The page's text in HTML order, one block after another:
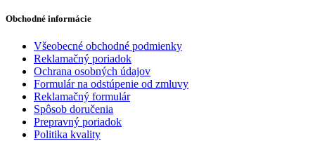
Obchodné informácie
Všeobecné obchodné podmienky
Reklamačný poriadok
Ochrana osobných údajov
Formulár na odstúpenie od zmluvy
Reklamačný formulár
Spôsob doručenia
Prepravný poriadok
Politika kvality